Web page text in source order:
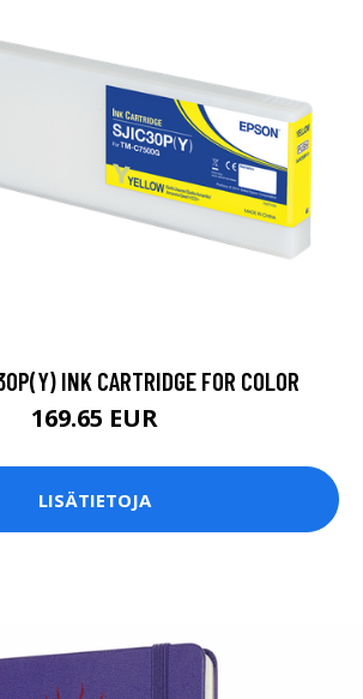
INK CARTRIDGE FOR COLOR
169.65 EUR
LISÄTIETOJA